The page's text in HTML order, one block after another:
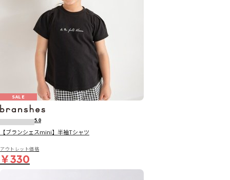
SALE
5.0
【ブランシェスmini】半袖Tシャツ
アウトレット価格
￥330